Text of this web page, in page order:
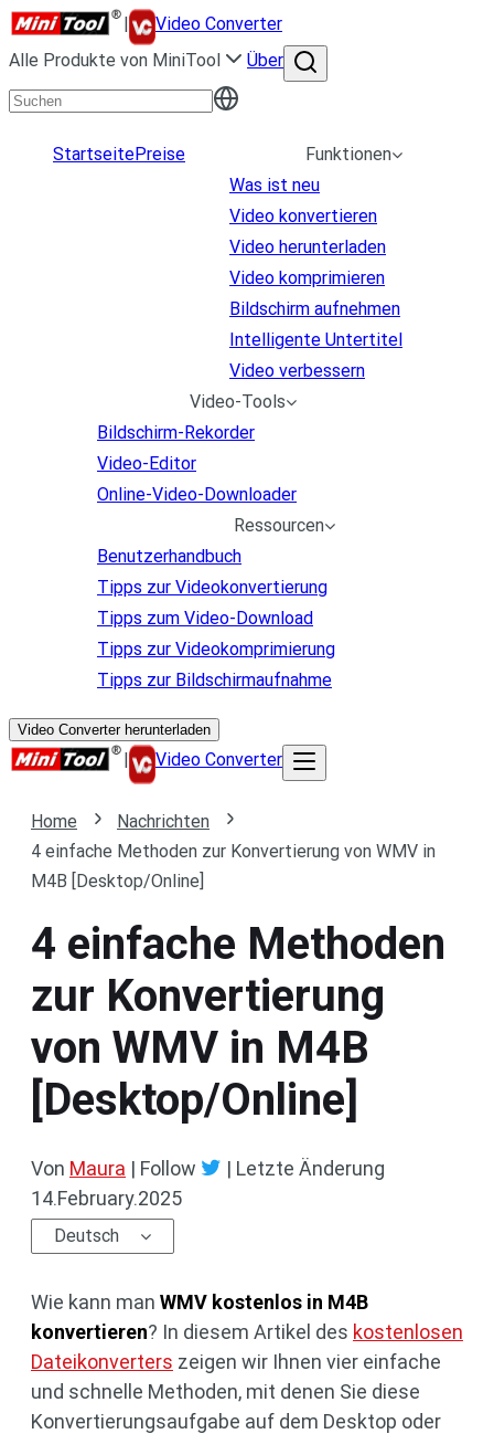
|
Video Converter
Alle Produkte von MiniTool
Über
StartseitePreise
Funktionen
Was ist neu
Video konvertieren
Video herunterladen
Video komprimieren
Bildschirm aufnehmen
Intelligente Untertitel
Video verbessern
Video-Tools
Bildschirm-Rekorder
Video-Editor
Online-Video-Downloader
Ressourcen
Benutzerhandbuch
Tipps zur Videokonvertierung
Tipps zum Video-Download
Tipps zur Videokomprimierung
Tipps zur Bildschirmaufnahme
Video Converter herunterladen
| Video Converter
Home
Nachrichten
4 einfache Methoden zur Konvertierung von WMV in
M4B [Desktop/Online]
4 einfache Methoden
zur Konvertierung
von WMV in M4B
[Desktop/Online]
Von Maura | Follow | Letzte Änderung
14.February.2025
Deutsch
Wie kann man WMV kostenlos in M4B
konvertieren? In diesem Artikel des kostenlosen
Dateikonverters zeigen wir Ihnen vier einfache
und schnelle Methoden, mit denen Sie diese
Konvertierungsaufgabe auf dem Desktop oder